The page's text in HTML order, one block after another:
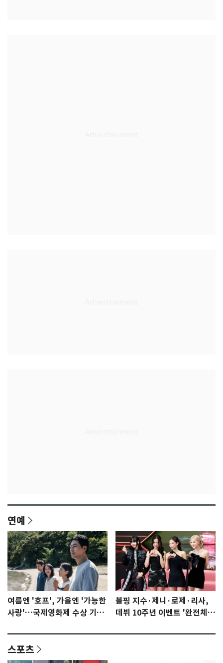
연예
여름엔 '호프', 가을엔 '가능한
사랑'…국제영화제 수상 기대
블핑 지수·제니·로제·리사,
데뷔 10주년 이벤트 '완전체'
스포츠